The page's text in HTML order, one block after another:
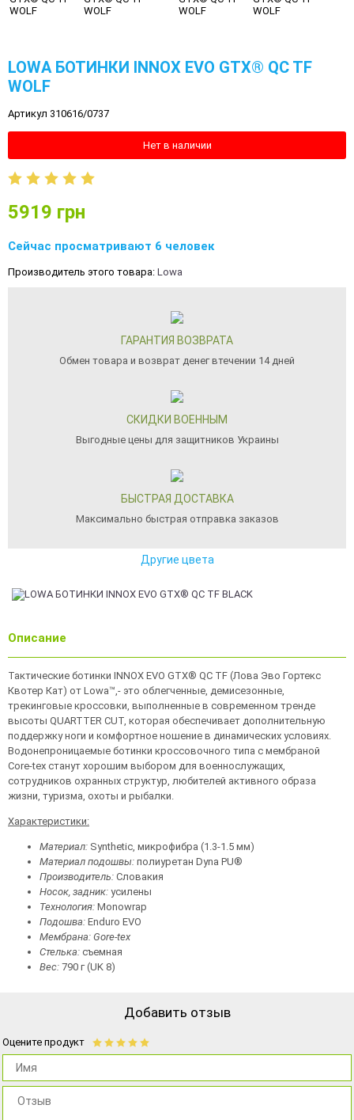
LOWA БОТИНКИ INNOX EVO GTX® QC TF
WOLF
Артикул 310616/0737
Нет в наличии
5919 грн
Сейчас просматривают 6 человек
Производитель этого товара: Lowa
ГАРАНТИЯ ВОЗВРАТА
Обмен товара и возврат денег втечении 14 дней
СКИДКИ ВОЕННЫМ
Выгодные цены для защитников Украины
БЫСТРАЯ ДОСТАВКА
Максимально быстрая отправка заказов
Другие цвета
Описание
Тактические ботинки INNOX EVO GTX® QC TF (Лова Эво Гортекс
Квотер Кат) от Lowa™,- это облегченные, демисезонные,
трекинговые кроссовки, выполненные в современном тренде
высоты QUARTTER CUT, которая обеспечивает дополнительную
поддержку ноги и комфортное ношение в динамических условиях.
Водонепроницаемые ботинки кроссовочного типа с мембраной
Core-tex станут хорошим выбором для военнослужащих,
сотрудников охранных структур, любителей активного образа
жизни, туризма, охоты и рыбалки.
Характеристики:
Материал: Synthetic, микрофибра (1.3-1.5 мм)
Материал подошвы: полиуретан Dyna PU®
Производитель: Словакия
Носок, задник: усилены
Технология: Monowrap
Подошва: Enduro EVO
Мембрана: Gore-tex
Стелька: съемная
Вес: 790 г (UK 8)
Добавить отзыв
Оцените продукт